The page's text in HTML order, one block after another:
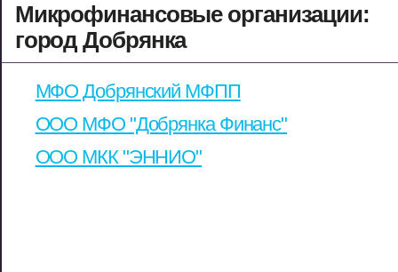
Микрофинансовые организации:
город Добрянка
МФО Добрянский МФПП
ООО МФО "Добрянка Финанс"
ООО МКК "ЭННИО"